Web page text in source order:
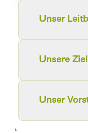
Unser
Unsere
Unser